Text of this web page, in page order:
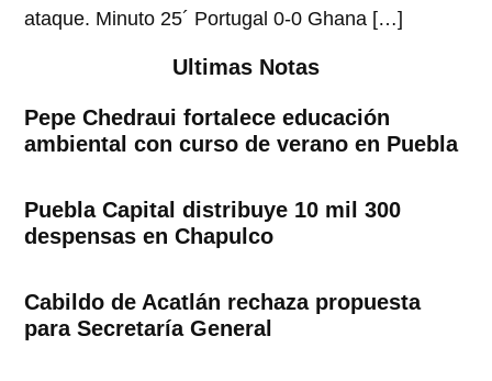
ataque. Minuto 25´ Portugal 0-0 Ghana […]
Ultimas Notas
Pepe Chedraui fortalece educación
ambiental con curso de verano en Puebla
Puebla Capital distribuye 10 mil 300
despensas en Chapulco
Cabildo de Acatlán rechaza propuesta
para Secretaría General